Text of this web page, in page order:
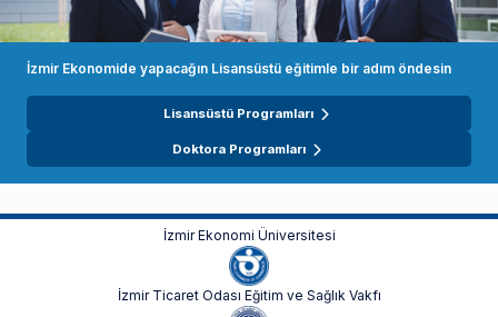
İzmir Ekonomide yapacağın Lisansüstü eğitimle bir adım öndesin
Lisansüstü Programları
Doktora Programları
İzmir Ekonomi Üniversitesi
İzmir Ticaret Odası Eğitim ve Sağlık Vakfı